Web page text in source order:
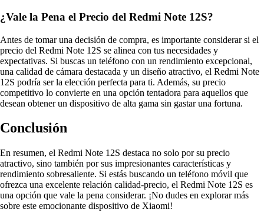
¿Vale la Pena el Precio del Redmi Note 12S?
Antes de tomar una decisión de compra, es importante considerar si el
precio del Redmi Note 12S se alinea con tus necesidades y
expectativas. Si buscas un teléfono con un rendimiento excepcional,
una calidad de cámara destacada y un diseño atractivo, el Redmi Note
12S podría ser la elección perfecta para ti. Además, su precio
competitivo lo convierte en una opción tentadora para aquellos que
desean obtener un dispositivo de alta gama sin gastar una fortuna.
Conclusión
En resumen, el Redmi Note 12S destaca no solo por su precio
atractivo, sino también por sus impresionantes características y
rendimiento sobresaliente. Si estás buscando un teléfono móvil que
ofrezca una excelente relación calidad-precio, el Redmi Note 12S es
una opción que vale la pena considerar. ¡No dudes en explorar más
sobre este emocionante dispositivo de Xiaomi!